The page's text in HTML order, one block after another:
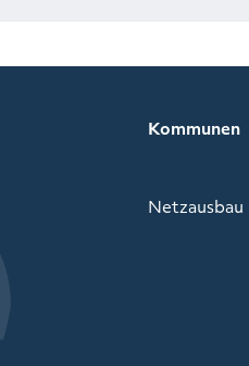
Kommunen
Netzausbau